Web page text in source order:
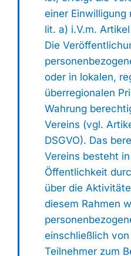
einer Einwilligung
lit. a) i.V.m. Artikel
Die
oder in lokalen,
überregionalen
Wahrung
Vereins (vgl.
DSGVO). Das
Vereins besteht
Öffentlichkeit
über die
diesem Rahmen
einschließlich
Teilnehmer zum